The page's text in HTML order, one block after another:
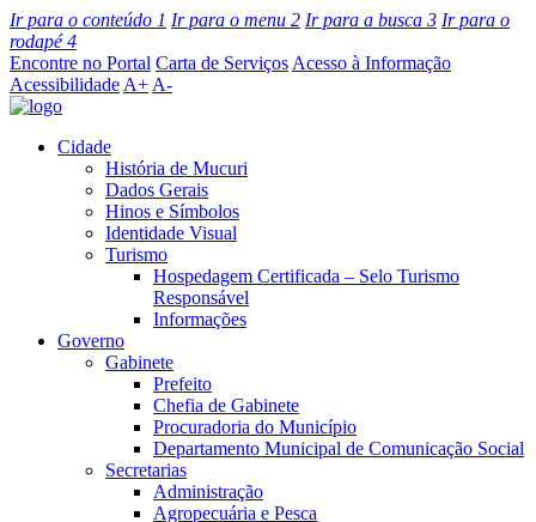
Ir para o conteúdo 1 Ir para o menu 2 Ir para a busca 3 Ir para o
rodapé4
Encontre no Portal Carta de Serviços Acesso à Informação
Acessibilidade A+ A-
Cidade
História de Mucuri
Dados Gerais
Hinos e Símbolos
Identidade Visual
Turismo
Hospedagem Certificada – Selo Turismo
Responsável
Informações
Governo
Gabinete
Prefeito
Chefia de Gabinete
Procuradoria do Município
Departamento Municipal de Comunicação Social
Secretarias
Administração
Agropecuária e Pesca